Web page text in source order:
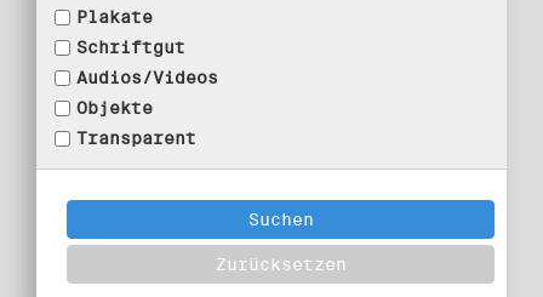
Plakate
Schriftgut
Audios/Videos
Objekte
Transparent